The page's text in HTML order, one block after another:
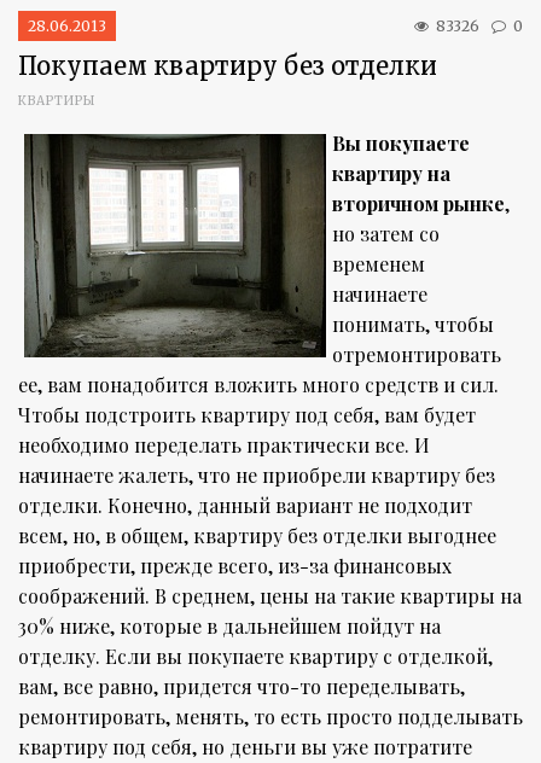
28.06.2013 83326 0
Покупаем квартиру без отделки
КВАРТИРЫ
Вы покупаете
квартиру на
вторичном рынке,
но затем со
временем
начинаете
понимать, чтобы
отремонтировать
ее, вам понадобится вложить много средств и сил.
Чтобы подстроить квартиру под себя, вам будет
необходимо переделать практически все. И
начинаете жалеть, что не приобрели квартиру без
отделки. Конечно, данный вариант не подходит
всем, но, в общем, квартиру без отделки выгоднее
приобрести, прежде всего, из-за финансовых
соображений. В среднем, цены на такие квартиры на
30% ниже, которые в дальнейшем пойдут на
отделку. Если вы покупаете квартиру с отделкой,
вам, все равно, придется что-то переделывать,
ремонтировать, менять, то есть просто подделывать
квартиру под себя, но деньги вы уже потратите